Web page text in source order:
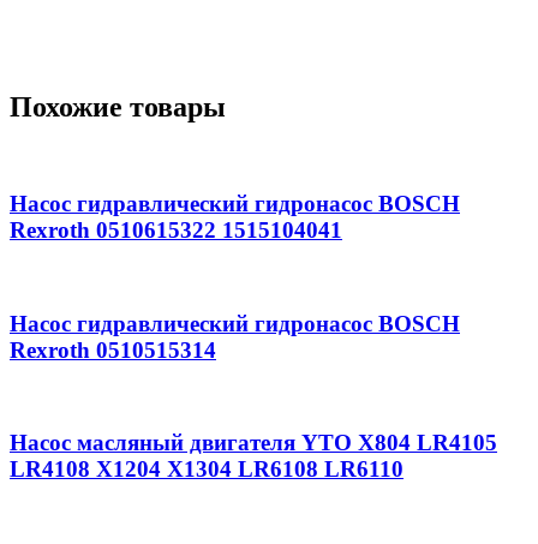
Похожие товары
Насос гидравлический гидронасос BOSCH
Rexroth 0510615322 1515104041
Насос гидравлический гидронасос BOSCH
Rexroth 0510515314
Насос масляный двигателя YTO X804 LR4105
LR4108 X1204 X1304 LR6108 LR6110